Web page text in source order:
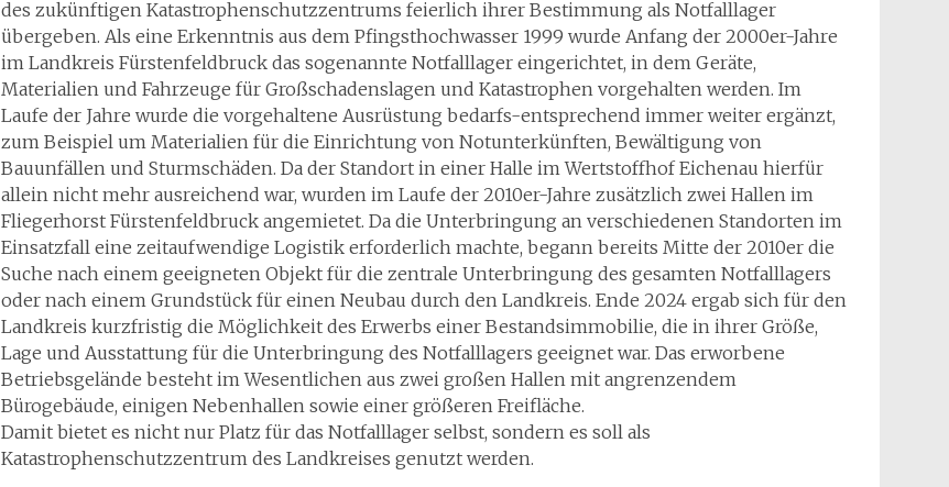
des zukünftigen Katastrophenschutzzentrums feierlich ihrer Bestimmung als Notfalllager
übergeben. Als eine Erkenntnis aus dem Pfingsthochwasser 1999 wurde Anfang der 2000er-Jahre
im Landkreis Fürstenfeldbruck das sogenannte Notfalllager eingerichtet, in dem Geräte,
Materialien und Fahrzeuge für Großschadenslagen und Katastrophen vorgehalten werden. Im
Laufe der Jahre wurde die vorgehaltene Ausrüstung bedarfs-entsprechend immer weiter ergänzt,
zum Beispiel um Materialien für die Einrichtung von Notunterkünften, Bewältigung von
Bauunfällen und Sturmschäden. Da der Standort in einer Halle im Wertstoffhof Eichenau hierfür
allein nicht mehr ausreichend war, wurden im Laufe der 2010er-Jahre zusätzlich zwei Hallen im
Fliegerhorst Fürstenfeldbruck angemietet. Da die Unterbringung an verschiedenen Standorten im
Einsatzfall eine zeitaufwendige Logistik erforderlich machte, begann bereits Mitte der 2010er die
Suche nach einem geeigneten Objekt für die zentrale Unterbringung des gesamten Notfalllagers
oder nach einem Grundstück für einen Neubau durch den Landkreis. Ende 2024 ergab sich für den
Landkreis kurzfristig die Möglichkeit des Erwerbs einer Bestandsimmobilie, die in ihrer Größe,
Lage und Ausstattung für die Unterbringung des Notfalllagers geeignet war. Das erworbene
Betriebsgelände besteht im Wesentlichen aus zwei großen Hallen mit angrenzendem
Bürogebäude, einigen Nebenhallen sowie einer größeren Freifläche.
Damit bietet es nicht nur Platz für das Notfalllager selbst, sondern es soll als
Katastrophenschutzzentrum des Landkreises genutzt werden.